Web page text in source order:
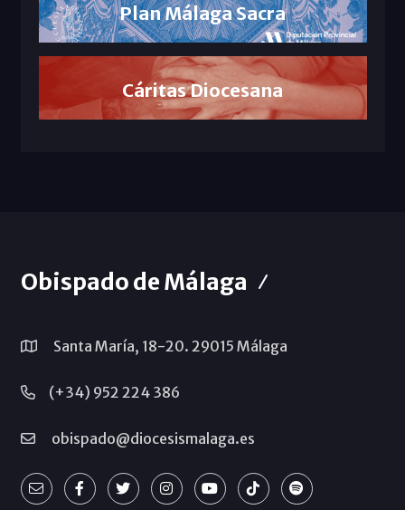
Plan Málaga Sacra
Cáritas Diocesana
Obispado de Málaga
Santa María, 18-20. 29015 Málaga
(+34) 952 224 386
obispado@diocesismalaga.es